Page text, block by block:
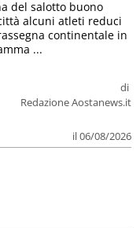
di
Redazione Aostanews.it
il 06/08/2026
del salotto buono
alcuni atleti reduci
continentale in
...